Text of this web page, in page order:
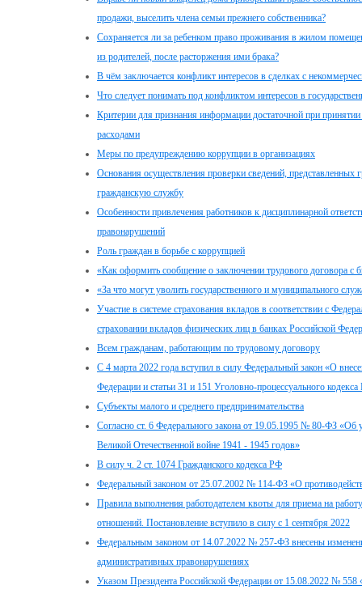
продажи, выселить члена семьи прежнего собственника?
Сохраняется ли за ребенком право проживания в жилом
из родителей, после расторжения ими брака?
В чём заключается конфликт интересов в сделках с
Что следует понимать под конфликтом интересов в
Критерии для признания информации достаточной при
расходами
Меры по предупреждению коррупции в организациях
Основания осуществления проверки сведений, представленных
гражданскую службу
Особенности привлечения работников к дисциплинарной
правонарушений
Роль граждан в борьбе с коррупцией
«Как оформить сообщение о заключении трудового договора
«За что могут уволить государственного и муниципального
Участие в системе страхования вкладов в соответствии с
страховании вкладов физических лиц в банках Российской
Всем гражданам, работающим по трудовому договору
С 4 марта 2022 года вступил в силу Федеральный закон «О
Федерации и статьи 31 и 151 Уголовно-процессуального
Субъекты малого и среднего предпринимательства
Согласно ст. 6 Федерального закона от 19.05.1995 № 80-ФЗ «Об
Великой Отечественной войне 1941 - 1945 годов»
В силу ч. 2 ст. 1074 Гражданского кодекса РФ
Федеральный законом от 25.07.2002 № 114-ФЗ «О
Правила выполнения работодателем квоты для приема на
отношений. Постановление вступило в силу с 1 сентября 2022
Федеральным законом от 14.07.2022 № 257-ФЗ внесены
административных правонарушениях
Указом Президента Российской Федерации от 15.08.2022 № 558